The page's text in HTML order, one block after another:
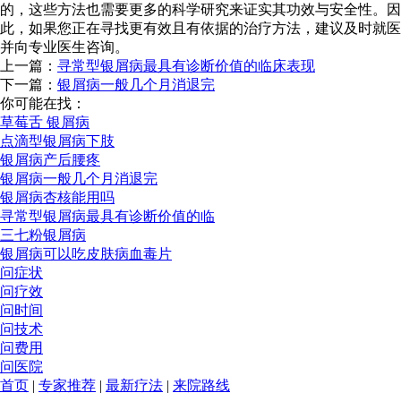
的，这些方法也需要更多的科学研究来证实其功效与安全性。因
此，如果您正在寻找更有效且有依据的治疗方法，建议及时就医
并向专业医生咨询。
上一篇： 寻常型银屑病最具有诊断价值的临床表现
下一篇： 银屑病一般几个月消退完
你可能在找：
草莓舌 银屑病
点滴型银屑病下肢
银屑病产后腰疼
银屑病一般几个月消退完
银屑病杏核能用吗
寻常型银屑病最具有诊断价值的临
三七粉银屑病
银屑病可以吃皮肤病血毒片
问症状
问疗效
问时间
问技术
问费用
问医院
首页 | 专家推荐 | 最新疗法 | 来院路线